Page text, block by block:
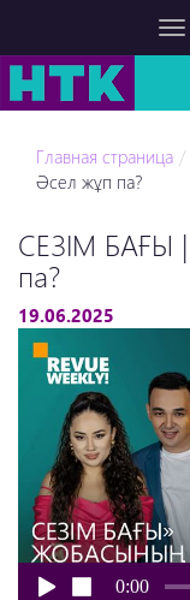
Главная страница
Әсел жұп па?
СЕЗІМ БАҒЫ
па?
19.06.2025
0:00